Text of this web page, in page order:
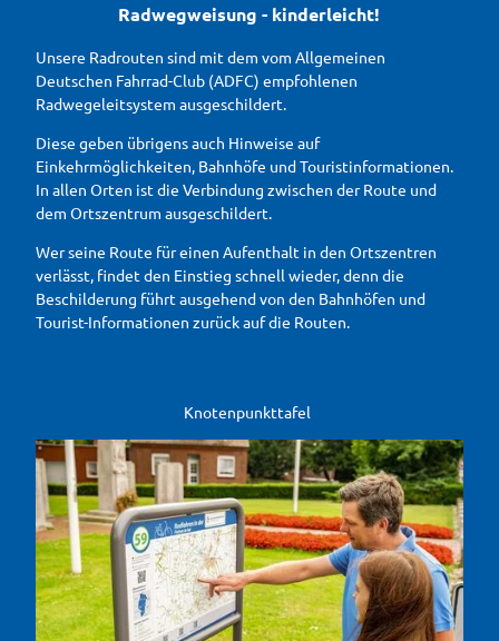
Radwegweisung - kinderleicht!
Unsere Radrouten sind mit dem vom Allgemeinen
Deutschen Fahrrad-Club (ADFC) empfohlenen
Radwegeleitsystem ausgeschildert.
Diese geben übrigens auch Hinweise auf
Einkehrmöglichkeiten, Bahnhöfe und Touristinformationen.
In allen Orten ist die Verbindung zwischen der Route und
dem Ortszentrum ausgeschildert.
Wer seine Route für einen Aufenthalt in den Ortszentren
verlässt, findet den Einstieg schnell wieder, denn die
Beschilderung führt ausgehend von den Bahnhöfen und
Tourist-Informationen zurück auf die Routen.
Knotenpunkttafel